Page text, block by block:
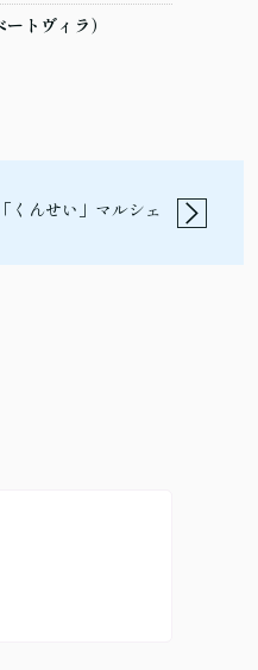
トヴィラ）
「くんせい」マルシェ